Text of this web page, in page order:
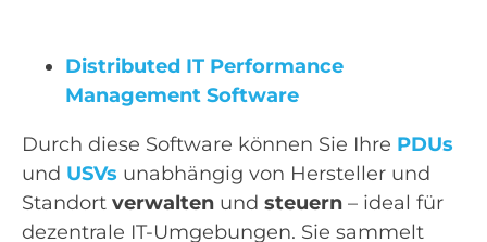
Distributed IT Performance
Management Software
Durch diese Software können Sie Ihre PDUs
und USVs unabhängig von Hersteller und
Standort verwalten und steuern – ideal für
dezentrale IT-Umgebungen. Sie sammelt